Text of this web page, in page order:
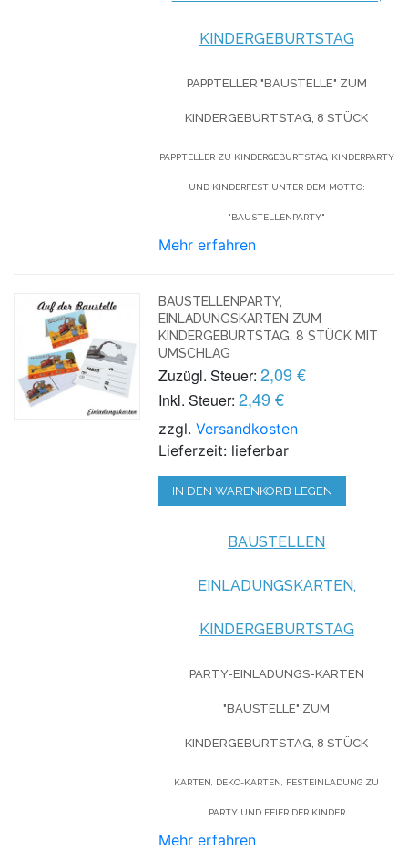
KINDERGEBURTSTAG
PAPPTELLER "BAUSTELLE" ZUM
KINDERGEBURTSTAG, 8 STÜCK
PAPPTELLER ZU KINDERGEBURTSTAG, KINDERPARTY
UND KINDERFEST UNTER DEM MOTTO:
"BAUSTELLENPARTY"
Mehr erfahren
BAUSTELLENPARTY,
EINLADUNGSKARTEN ZUM
KINDERGEBURTSTAG, 8 STÜCK MIT
UMSCHLAG
Zuzügl. Steuer: 2,09 €
Inkl. Steuer: 2,49 €
zzgl.Versandkosten
Lieferzeit: lieferbar
IN DEN WARENKORB LEGEN
BAUSTELLEN
EINLADUNGSKARTEN,
KINDERGEBURTSTAG
PARTY-EINLADUNGS-KARTEN
"BAUSTELLE" ZUM
KINDERGEBURTSTAG, 8 STÜCK
KARTEN, DEKO-KARTEN, FESTEINLADUNG ZU
PARTY UND FEIER DER KINDER
Mehr erfahren